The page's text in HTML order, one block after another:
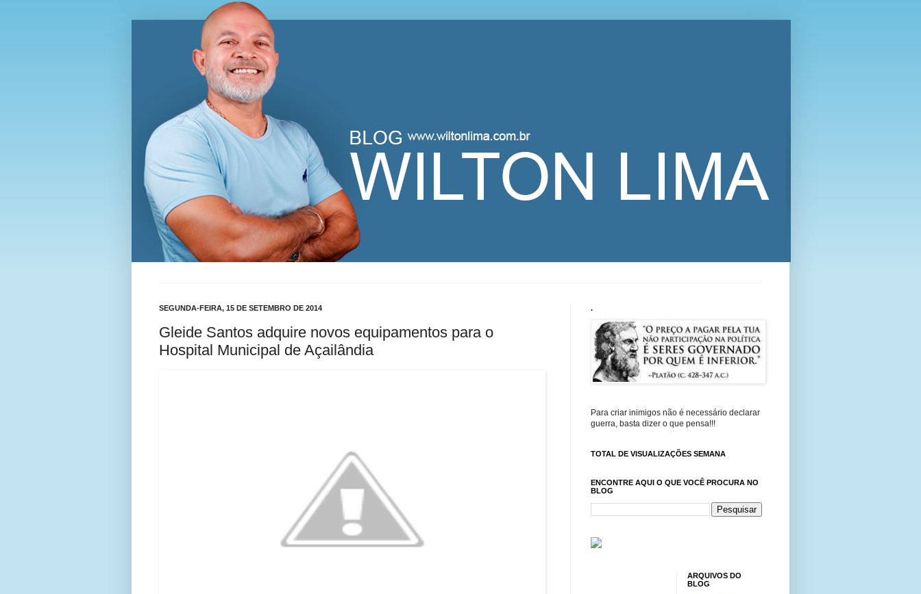
Blog Wilton Lima
SEGUNDA-FEIRA, 15 DE SETEMBRO DE 2014
Gleide Santos adquire novos equipamentos para o
Hospital Municipal de Açailândia
.
Para criar inimigos não é necessário declarar
guerra, basta dizer o que pensa!!!
TOTAL DE VISUALIZAÇÕES SEMANA
ENCONTRE AQUI O QUE VOCÊ PROCURA NO
BLOG
ARQUIVOS DO
BLOG